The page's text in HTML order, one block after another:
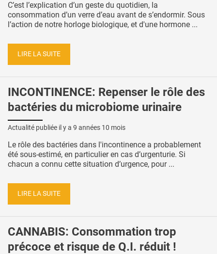
C’est l’explication d’un geste du quotidien, la
consommation d’un verre d’eau avant de s’endormir. Sous
l’action de notre horloge biologique, et d'une hormone ...
LIRE LA SUITE
INCONTINENCE: Repenser le rôle des
bactéries du microbiome urinaire
Actualité publiée il y a 9 années 10 mois
Le rôle des bactéries dans l'incontinence a probablement
été sous-estimé, en particulier en cas d’urgenturie. Si
chacun a connu cette situation d’urgence, pour ...
LIRE LA SUITE
CANNABIS: Consommation trop
précoce et risque de Q.I. réduit !